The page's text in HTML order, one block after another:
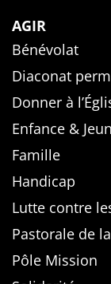
AGIR
Bénévolat
Diaconat
Donner à
Enfance &
Famille
Handicap
Lutte contre
Pastorale de
Pôle Mission